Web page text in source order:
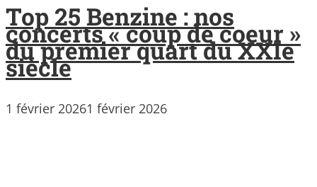
Top 25 Benzine : nos
concerts « coup de coeur »
du premier quart du XXIe
siècle
1 février 20261 février 2026